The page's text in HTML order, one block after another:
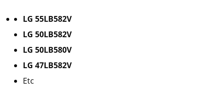
LG 55LB582V
LG 50LB582V
LG 50LB580V
LG 47LB582V
Etc